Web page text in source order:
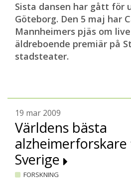
Sista dansen har gått för
Göteborg. Den 5 maj har
Mannheimers pjäs om
äldreboende premiär på
stadsteater.
19 mar 2009
Världens bästa
alzheimerforskare
Sverige
FORSKNING